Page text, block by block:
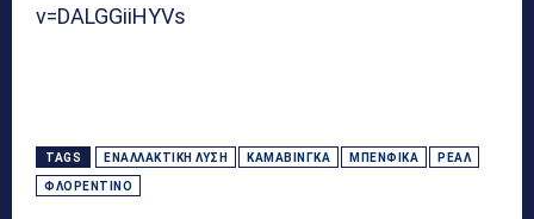
v=DALGGiiHYVs
TAGS ΕΝΑΛΛΑΚΤΙΚΉ ΛΎΣΗ ΚΑΜΑΒΊΝΓΚΑ ΜΠΕΝΦΊΚΑ ΡΕΆΛ
ΦΛΟΡΕΝΤΊΝΟ